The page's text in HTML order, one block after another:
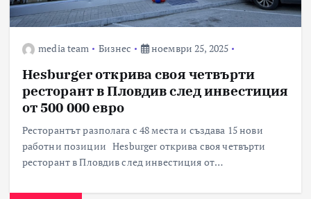
media team Бизнес ноември 25, 2025
Hesburger открива своя четвърти
ресторант в Пловдив след инвестиция
от 500 000 евро
Ресторантът разполага с 48 места и създава 15 нови
работни позиции Hesburger открива своя четвърти
ресторант в Пловдив след инвестиция от…